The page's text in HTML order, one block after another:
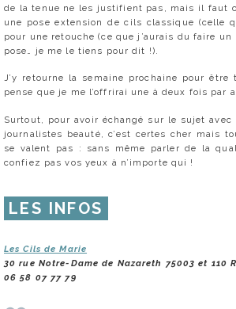
de la tenue ne les justifient pas, mais il faut
une pose extension de cils classique (celle
pour une retouche (ce que j’aurais du faire
pose… je me le tiens pour dit !).
J’y retourne la semaine prochaine pour
pense que je me l’offrirai une à deux fois par
Surtout, pour avoir échangé sur le sujet avec
journalistes beauté, c’est certes cher mais
se valent pas : sans même parler de la
confiez pas vos yeux à n’importe qui !
LES INFOS
Les Cils de Marie
30 rue Notre-Dame de Nazareth 75003 et 110
06 58 07 77 79